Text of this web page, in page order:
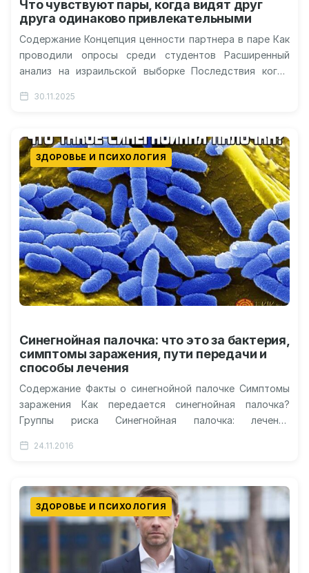
Что чувствуют пары, когда видят друг
друга одинаково привлекательными
Содержание Концепция ценности партнера в паре Как
проводили опросы среди студентов Расширенный
анализ на израильской выборке Последствия когда
самооценки в…
30.11.2025
ЗДОРОВЬЕ И ПСИХОЛОГИЯ
Синегнойная палочка: что это за бактерия,
симптомы заражения, пути передачи и
способы лечения
Содержание Факты о синегнойной палочке Симптомы
заражения Как передается синегнойная палочка?
Группы риска Синегнойная палочка: лечение
заболевания и лечение…
24.11.2016
ЗДОРОВЬЕ И ПСИХОЛОГИЯ